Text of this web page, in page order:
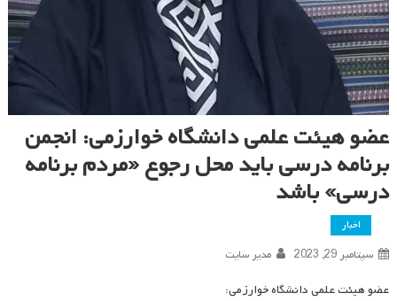
عضو هیئت علمی دانشگاه خوارزمی: انجمن
برنامه درسی باید محل رجوع «مردم برنامه
درسی» باشد
اخبار
سپتامبر 29, 2023 مدیر سایت
عضو هیئت علمی دانشگاه خوارزمی: